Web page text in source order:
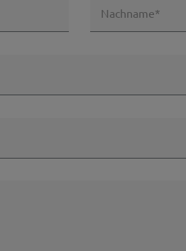
Nachname*